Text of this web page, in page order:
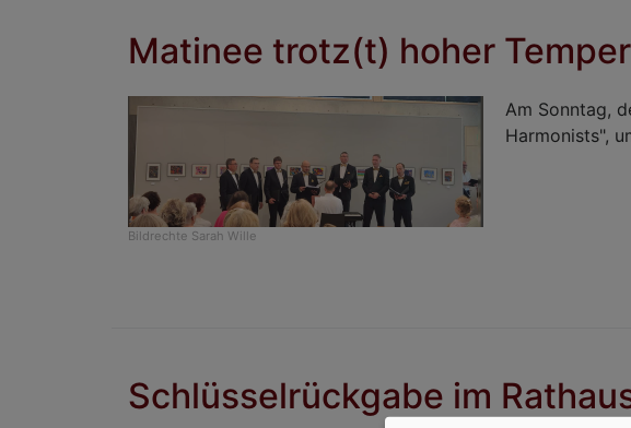
Matinee trotz(t) hoher
Bildrechte Sarah Wille
Am Sonntag,
Harmonists",
Schlüsselrückgabe im